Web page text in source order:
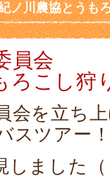
ノ川農協とうも
員会
ろこし狩
会を立ち
スツアー
しました